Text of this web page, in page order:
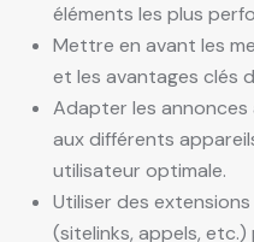
éléments les plus
Mettre en avant les
et les avantages clés
Adapter les
aux différents
utilisateur optimale.
Utiliser des
(sitelinks, appels,